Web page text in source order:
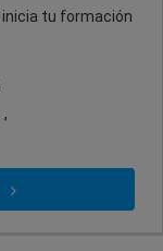
tu formación